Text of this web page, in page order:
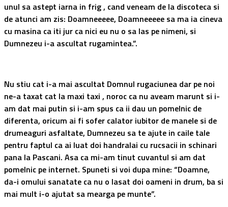
unul sa astept iarna in frig , cand veneam de la discoteca si
de atunci am zis: Doamneeeee, Doamneeeee sa ma ia cineva
cu masina ca iti jur ca nici eu nu o sa las pe nimeni, si
Dumnezeu i-a ascultat rugamintea.”.
Nu stiu cat i-a mai ascultat Domnul rugaciunea dar pe noi
ne-a taxat cat la maxi taxi , noroc ca nu aveam marunt si i-
am dat mai putin si i-am spus ca ii dau un pomelnic de
diferenta, oricum ai fi sofer calator iubitor de manele si de
drumeaguri asfaltate, Dumnezeu sa te ajute in caile tale
pentru faptul ca ai luat doi handralai cu rucsacii in schinari
pana la Pascani. Asa ca mi-am tinut cuvantul si am dat
pomelnic pe internet. Spuneti si voi dupa mine: “Doamne,
da-i omului sanatate ca nu o lasat doi oameni in drum, ba si
mai mult i-o ajutat sa mearga pe munte”.